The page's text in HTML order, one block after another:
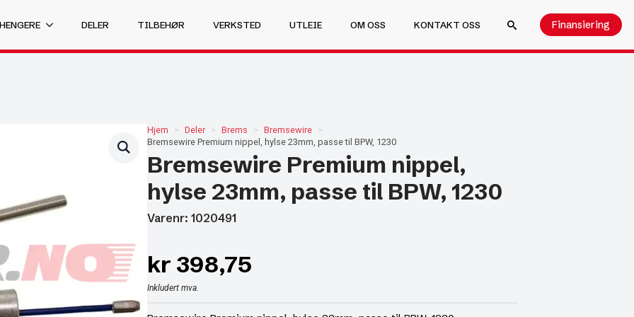
DELER TILBEHØR VERKSTED UTLEIE OM OSS
KONTAKT OSS
Finansiering
Hjem Deler Brems
Bremsewire
Bremsewire Premium nippel, hylse 23mm, passe til BPW, 1230
Bremsewire Premium nippel,
hylse 23mm, passe til BPW, 1230
Varenr: 1020491
kr 398,75
Inkludert mva.